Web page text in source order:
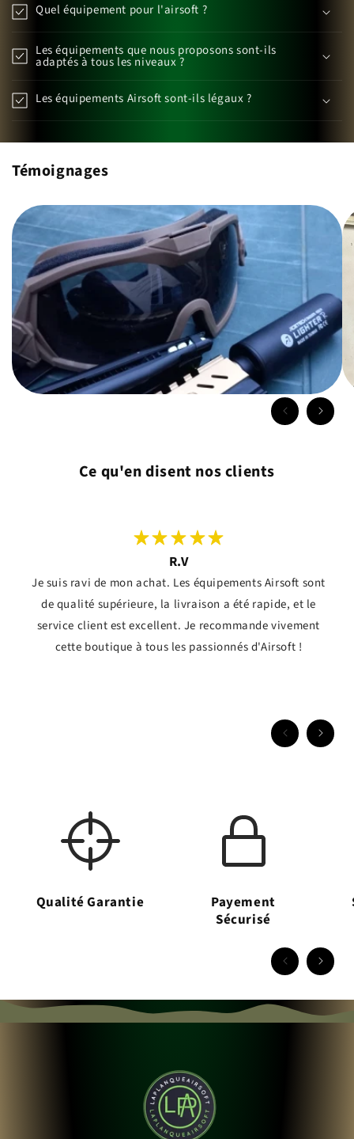
Quel équipement pour l'airsoft ?
Les équipements que nous proposons sont-ils
adaptés à tous les niveaux ?
Les équipements Airsoft sont-ils légaux ?
Témoignages
Ce qu'en disent nos clients
R.V
Je suis ravi de mon achat. Les équipements Airsoft sont
de qualité supérieure, la livraison a été rapide, et le
service client est excellent. Je recommande vivement
cette boutique à tous les passionnés d'Airsoft !
Qualité Garantie
Payement
Sécurisé